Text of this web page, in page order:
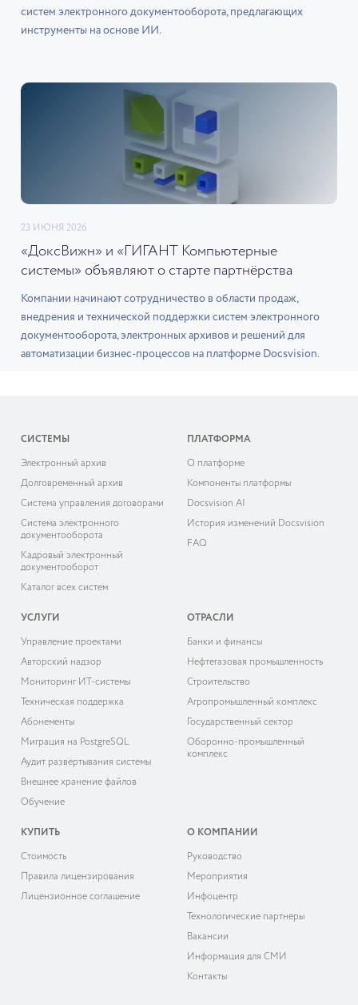
систем электронного документооборота, предлагающих
инструменты на основе ИИ.
23 ИЮНЯ 2026
«ДоксВижн» и «ГИГАНТ Компьютерные
системы» объявляют о старте партнёрства
Компании начинают сотрудничество в области продаж,
внедрения и технической поддержки систем электронного
документооборота, электронных архивов и решений для
автоматизации бизнес-процессов на платформе Docsvision.
СИСТЕМЫ
Электронный архив
Долговременный архив
Система управления договорами
Система электронного
документооборота
Кадровый электронный
документооборот
Каталог всех систем
ПЛАТФОРМА
О платформе
Компоненты платформы
Docsvision AI
История изменений Docsvision
FAQ
УСЛУГИ
Управление проектами
Авторский надзор
Мониторинг ИТ-системы
Техническая поддержка
Абонементы
Миграция на PostgreSQL
Аудит развёртывания системы
Внешнее хранение файлов
Обучение
ОТРАСЛИ
Банки и финансы
Нефтегазовая промышленность
Строительство
Агропромышленный комплекс
Государственный сектор
Оборонно-промышленный
комплекс
КУПИТЬ
Cтоимость
Правила лицензирования
Лицензионное соглашение
О КОМПАНИИ
Руководство
Мероприятия
Инфоцентр
Технологические партнёры
Вакансии
Информация для СМИ
Контакты